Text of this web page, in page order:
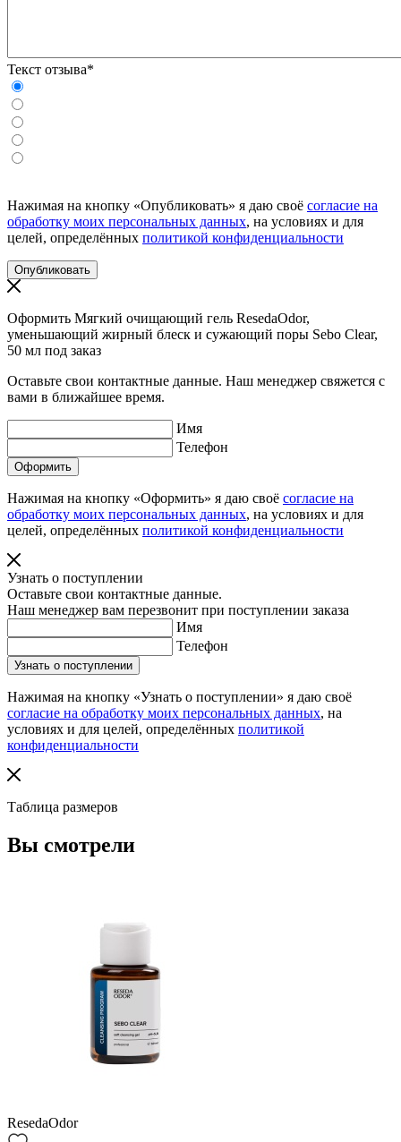
Текст отзыва*
Нажимая на кнопку «Опубликовать» я даю своё согласие на
обработку моих персональных данных, на условиях и для
целей, определённых политикой конфиденциальности
Оформить Мягкий очищающий гель ResedaOdor,
уменьшающий жирный блеск и сужающий поры Sebo Clear,
50 мл под заказ
Оставьте свои контактные данные. Наш менеджер свяжется с
вами в ближайшее время.
Имя
Телефон
Нажимая на кнопку «Оформить» я даю своё согласие на
обработку моих персональных данных, на условиях и для
целей, определённых политикой конфиденциальности
Узнать о поступлении
Оставьте свои контактные данные.
Наш менеджер вам перезвонит при поступлении заказа
Имя
Телефон
Нажимая на кнопку «Узнать о поступлении» я даю своё
согласие на обработку моих персональных данных, на
условиях и для целей, определённых политикой
конфиденциальности
Таблица размеров
Вы смотрели
ResedaOdor